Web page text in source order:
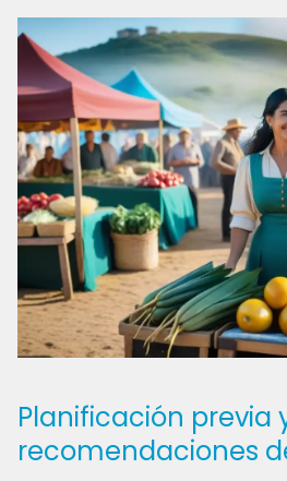
Planificación previa
recomendaciones